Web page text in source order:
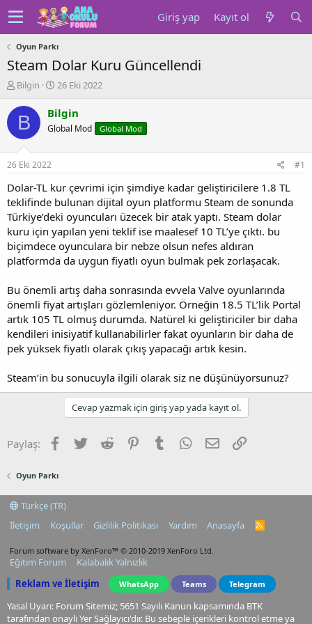
Giriş yap Kayıt ol
Oyun Parkı
Steam Dolar Kuru Güncellendi
K
n
u
y
b
a
ş
l
a
t
a
n
Bilgin
B
ş
a
ç
a
r
i
h
i
26 Eki 2022
B Bilgin
Global Mod Global Mod
26 Eki 2022 #1
Dolar-TL kur çevrimi için şimdiye kadar geliştiricilere 1.8 TL
teklifinde bulunan dijital oyun platformu Steam de sonunda
Türkiye’deki oyuncuları üzecek bir atak yaptı. Steam dolar
kuru için yapılan yeni teklif ise maalesef 10 TL’ye çıktı. bu
biçimdece oyunculara bir nebze olsun nefes aldıran
platformda da uygun fiyatlı oyun bulmak pek zorlaşacak.
Bu önemli artış daha sonrasında evvela Valve oyunlarında
önemli fiyat artışları gözlemleniyor. Örneğin 18.5 TL’lik Portal
artık 105 TL olmuş durumda. Natürel ki geliştiriciler bir daha
kendileri inisiyatif kullanabilirler fakat oyunların bir daha de
pek yüksek fiyatlı olarak çıkış yapacağı artık kesin.
Steam’in bu sonucuyla ilgili olarak siz ne düşünüyorsunuz?
Cevap yazmak için giriş yap yada kayıt ol.
Paylaş: Facebook
TwitterReddit PinterestTumblrWhatsApp
E-postaLink
Oyun Parkı
Türkçe (TR)
İletişim
Koşullar Gizlilik Politikası Yardım Anasayfa
R
Forum software by XenForo™ © 2010-2019 XenForo Ltd.
Eğitim Forum
Kalabalık Yalnızlık
Reklam ve İletişim
WhatsApp Teams Telegram
Yasal Uyarı: Forum Sitemiz; 5651 Sayılı Kanun kapsamında BTK
tarafından onaylı Yer Sağlayıcı'dır. Bu sebeple içerikleri kontrol etme ya